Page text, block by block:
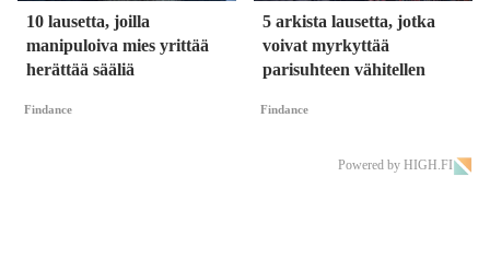
10 lausetta, joilla
manipuloiva mies yrittää
herättää sääliä
Findance
5 arkista lausetta, jotka
voivat myrkyttää
parisuhteen vähitellen
Findance
Powered by HIGH.FI